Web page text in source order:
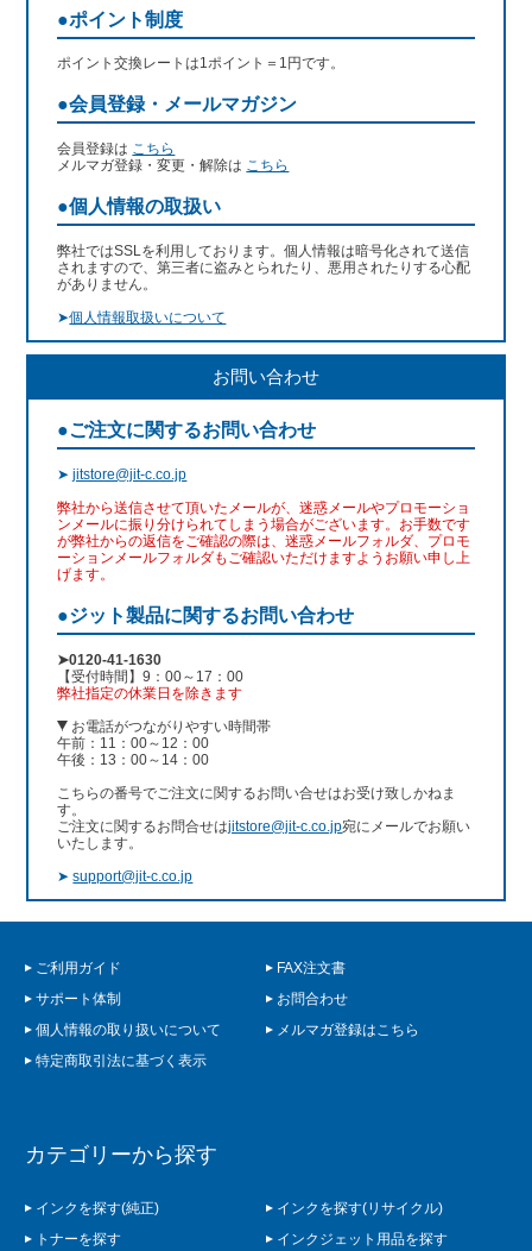
●ポイント制度
ポイント交換レートは1ポイント＝1円です。
●会員登録・メールマガジン
会員登録は こちら
メルマガ登録・変更・解除は こちら
●個人情報の取扱い
弊社ではSSLを利用しております。個人情報は暗号化されて送信
されますので、第三者に盗みとられたり、悪用されたりする心配
がありません。
➤個人情報取扱いについて
お問い合わせ
●ご注文に関するお問い合わせ
➤jitstore@jit-c.co.jp
弊社から送信させて頂いたメールが、迷惑メールやプロモーショ
ンメールに振り分けられてしまう場合がございます。お手数です
が弊社からの返信をご確認の際は、迷惑メールフォルダ、プロモ
ーションメールフォルダもご確認いただけますようお願い申し上
げます。
●ジット製品に関するお問い合わせ
➤0120-41-1630
【受付時間】9：00～17：00
弊社指定の休業日を除きます
お電話がつながりやすい時間帯
午前：11：00～12：00
午後：13：00～14：00
こちらの番号でご注文に関するお問い合せはお受け致しかねま
す。
ご注文に関するお問合せはjitstore@jit-c.co.jp宛にメールでお願い
いたします。
➤support@jit-c.co.jp
ご利用ガイド
FAX注文書
サポート体制
お問合わせ
個人情報の取り扱いについて
メルマガ登録はこちら
特定商取引法に基づく表示
カテゴリーから探す
インクを探す(純正)
インクを探す(リサイクル)
トナーを探す
インクジェット用品を探す